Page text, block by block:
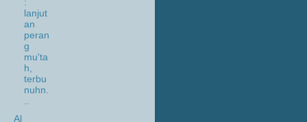
:
lanjut
an
peran
g
mu'ta
h,
terbu
nuhn.
..
Al